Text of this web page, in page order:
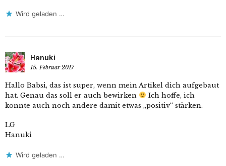
Wird geladen …
Hanuki
15. Februar 2017
Hallo Babsi, das ist super, wenn mein Artikel dich aufgebaut
hat. Genau das soll er auch bewirken
Ich hoffe, ich
konnte auch noch andere damit etwas „positiv“ stärken.
LG
Hanuki
Wird geladen …